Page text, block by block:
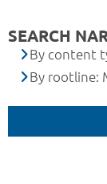
SEARCH
By content
By rootline: